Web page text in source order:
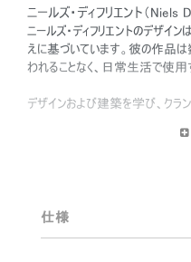
ニールズ・ディフリエント（Niels
ニールズ・ディフリエントのデザイ
えに基づいています。彼の作品
われることなく、日常生活で使用
デザインおよび建築を学び、クラ
ーに関する知識を、機能性が高
ヘンリー・ドレイファス（Henry
仕様